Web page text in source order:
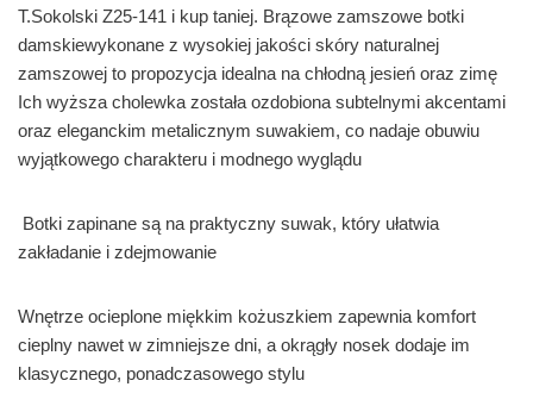
T.Sokolski Z25-141 i kup taniej. Brązowe zamszowe botki
damskiewykonane z wysokiej jakości skóry naturalnej
zamszowej to propozycja idealna na chłodną jesień oraz zimę
Ich wyższa cholewka została ozdobiona subtelnymi akcentami
oraz eleganckim metalicznym suwakiem, co nadaje obuwiu
wyjątkowego charakteru i modnego wyglądu
Botki zapinane są na praktyczny suwak, który ułatwia
zakładanie i zdejmowanie
Wnętrze ocieplone miękkim kożuszkiem zapewnia komfort
cieplny nawet w zimniejsze dni, a okrągły nosek dodaje im
klasycznego, ponadczasowego stylu